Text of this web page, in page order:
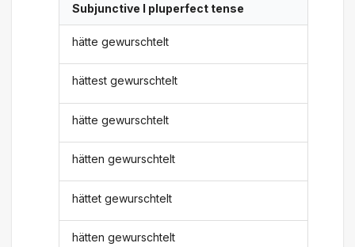
Subjunctive I pluperfect tense
hätte gewurschtelt
hättest gewurschtelt
hätte gewurschtelt
hätten gewurschtelt
hättet gewurschtelt
hätten gewurschtelt